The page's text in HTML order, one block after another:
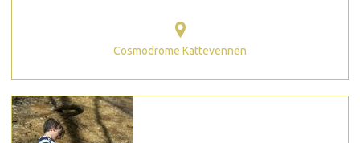
Cosmodrome Kattevennen